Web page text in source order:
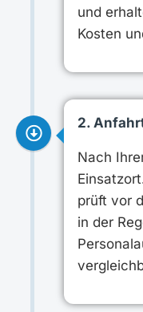
und
Kosten
2.
Nach
prüft vor
in der